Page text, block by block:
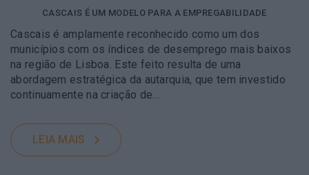
CASCAIS É UM MODELO PARA A EMPREGABILIDADE
Cascais é amplamente reconhecido como um dos
municípios com os índices de desemprego mais baixos
na região de Lisboa. Este feito resulta de uma
abordagem estratégica da autarquia, que tem investido
continuamente na criação de...
LEIA MAIS